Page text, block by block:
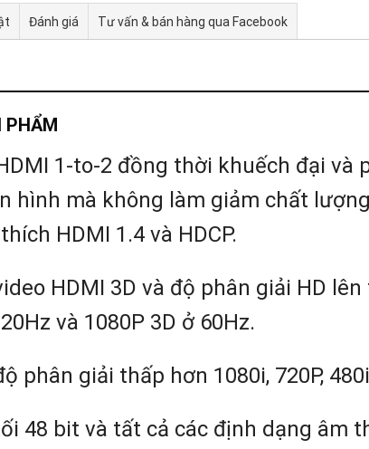
Đánh giá Tư vấn & bán hàng qua Facebook
PHẨM
1-to-2 đồng thời khuếch đại và
hình mà không làm giảm chất
HDMI 1.4 và HDCP.
HDMI 3D và độ phân giải HD
và 1080P 3D ở 60Hz.
phân giải thấp hơn 1080i, 720P,
48 bit và tất cả các định dạng âm